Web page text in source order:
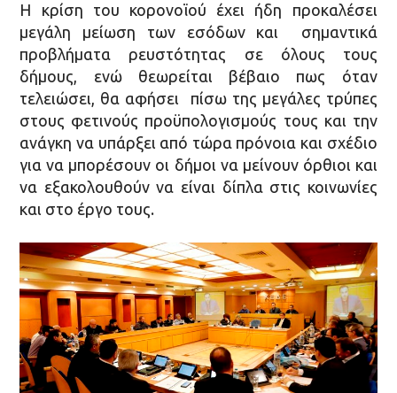
Η κρίση του κορονοϊού έχει ήδη προκαλέσει
μεγάλη μείωση των εσόδων και σημαντικά
προβλήματα ρευστότητας σε όλους τους
δήμους, ενώ θεωρείται βέβαιο πως όταν
τελειώσει, θα αφήσει πίσω της μεγάλες τρύπες
στους φετινούς προϋπολογισμούς τους και την
ανάγκη να υπάρξει από τώρα πρόνοια και σχέδιο
για να μπορέσουν οι δήμοι να μείνουν όρθιοι και
να εξακολουθούν να είναι δίπλα στις κοινωνίες
και στο έργο τους.